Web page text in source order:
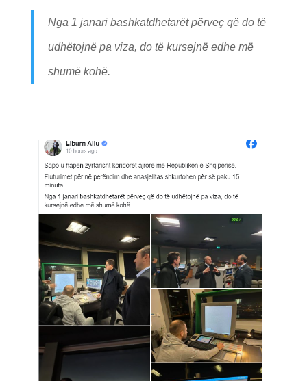
Nga 1 janari bashkatdhetarët përveç që do të
udhëtojnë pa viza, do të kursejnë edhe më
shumë kohë.